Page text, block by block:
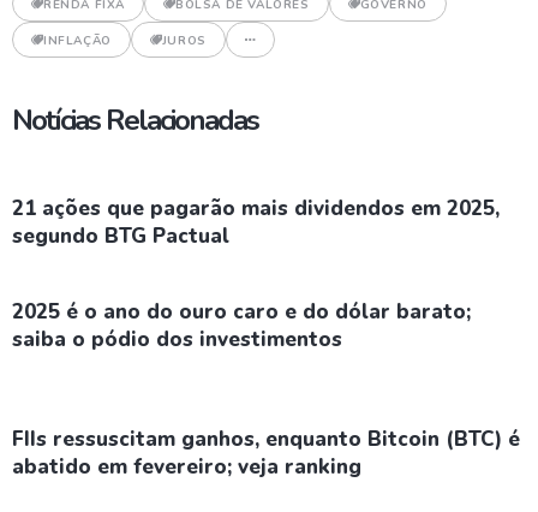
RENDA FIXA BOLSA DE VALORES GOVERNO
INFLAÇÃO JUROS
Notícias Relacionadas
21 ações que pagarão mais dividendos em 2025,
segundo BTG Pactual
2025 é o ano do ouro caro e do dólar barato;
saiba o pódio dos investimentos
FIIs ressuscitam ganhos, enquanto Bitcoin (BTC) é
abatido em fevereiro; veja ranking